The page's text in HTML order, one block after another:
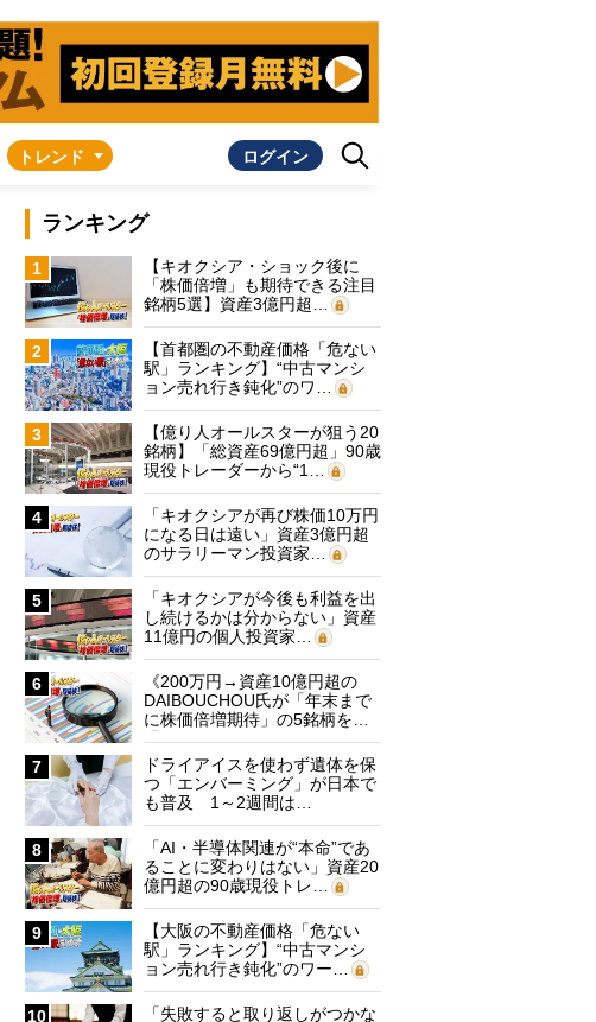
トレンド ログイン
ランキング
1
【キオクシア・ショック後に
「株価倍増」も期待できる注目
銘柄5選】資産3億円超…
2
【首都圏の不動産価格「危ない
駅」ランキング】“中古マンシ
ョン売れ行き鈍化”のワ…
3
【億り人オールスターが狙う20
銘柄】「総資産69億円超」90歳
現役トレーダーから“1…
4
「キオクシアが再び株価10万円
になる日は遠い」資産3億円超
のサラリーマン投資家…
5
「キオクシアが今後も利益を出
し続けるかは分からない」資産
11億円の個人投資家…
6
《200万円→資産10億円超の
DAIBOUCHOU氏が「年末まで
に株価倍増期待」の5銘柄を…
7
ドライアイスを使わず遺体を保
つ「エンバーミング」が日本で
も普及 1～2週間は…
8
「AI・半導体関連が“本命”であ
ることに変わりはない」資産20
億円超の90歳現役トレ…
9
【大阪の不動産価格「危ない
駅」ランキング】“中古マンシ
ョン売れ行き鈍化”のワー…
10
「失敗すると取り返しがつかな